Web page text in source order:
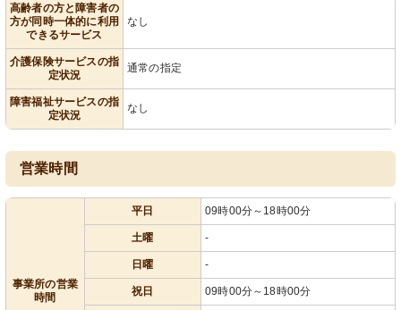
高齢者の方と障害者の
方が同時一体的に利用
できるサービス
なし
介護保険サービスの指
定状況
通常の指定
障害福祉サービスの指
定状況
なし
営業時間
事業所の営業
時間
平日 09時00分～18時00分
土曜 -
日曜 -
祝日 09時00分～18時00分